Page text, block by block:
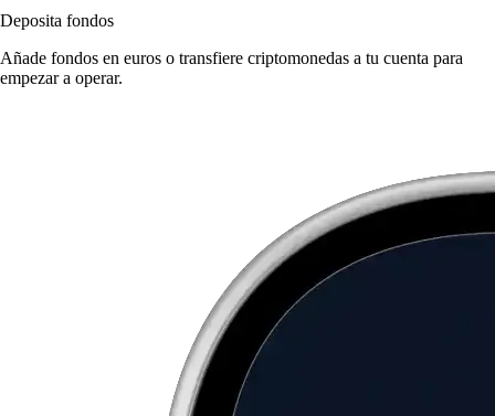
Deposita fondos
Añade fondos en euros o transfiere criptomonedas a tu cuenta para
empezar a operar.